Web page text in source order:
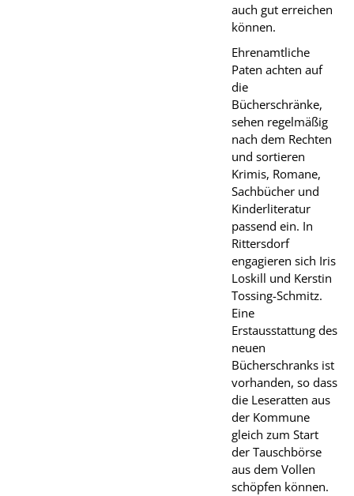
auch gut erreichen
können.
Ehrenamtliche
Paten achten auf
die
Bücherschränke,
sehen regelmäßig
nach dem Rechten
und sortieren
Krimis, Romane,
Sachbücher und
Kinderliteratur
passend ein. In
Rittersdorf
engagieren sich Iris
Loskill und Kerstin
Tossing-Schmitz.
Eine
Erstausstattung des
neuen
Bücherschranks ist
vorhanden, so dass
die Leseratten aus
der Kommune
gleich zum Start
der Tauschbörse
aus dem Vollen
schöpfen können.